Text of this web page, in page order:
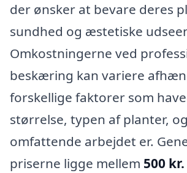
der ønsker at bevare deres
sundhed og æstetiske
Omkostningerne ved
beskæring kan variere
forskellige faktorer som
størrelse, typen af planter,
omfattende arbejdet er.
priserne ligge mellem 500 kr.